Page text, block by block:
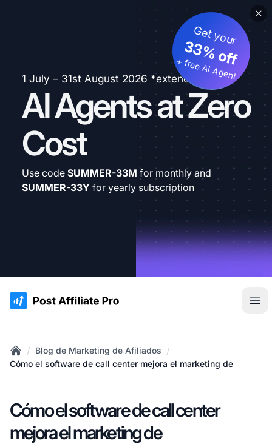
1 July – 31st August 2026 *extended
AI Agents at Zero
Cost
Get your
33% off
+ free AI Agent
Use code SUMMER-33M for monthly and
SUMMER-33Y for yearly subscription
:site.title
Home
/ Blog de Marketing de Afiliados /
Cómo el software de call center mejora el marketing de
Cómo el software de call center
mejora el marketing de